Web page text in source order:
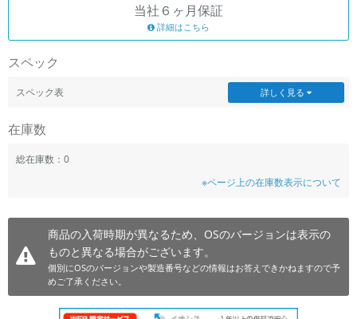
当社６ヶ月保証
詳細はこちら
スペック
スペック表 詳しく見る
在庫数
総在庫数：0
※ページ上の在庫数表示について
商品の入荷時期が異なるため、OSのバージョンは表示の
ものと異なる場合がございます。
個別にOSのバージョンや製造番号などの情報はお答えできかねますので予
めご了承ください。
CPU
OSの絞り込み
メモリ
モニタサイズ